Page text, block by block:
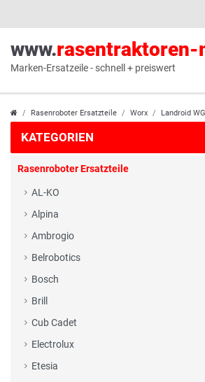
www.rasentraktoren-
Marken-Ersatzeile - schnell + preiswert
Rasenroboter Ersatzteile Worx Landroid
KATEGORIEN
Rasenroboter Ersatzteile
AL-KO
Alpina
Ambrogio
Belrobotics
Bosch
Brill
Cub Cadet
Electrolux
Etesia